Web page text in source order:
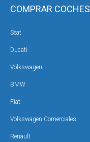
COMPRAR COCHES
Seat
Ducati
Volkswagen
BMW
Fiat
Volkswagen Comerciales
Renault